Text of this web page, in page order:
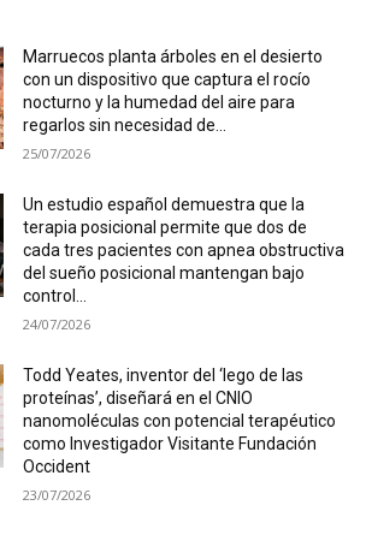
Marruecos planta árboles en el desierto
con un dispositivo que captura el rocío
nocturno y la humedad del aire para
regarlos sin necesidad de...
25/07/2026
Un estudio español demuestra que la
terapia posicional permite que dos de
cada tres pacientes con apnea obstructiva
del sueño posicional mantengan bajo
control...
24/07/2026
Todd Yeates, inventor del ‘lego de las
proteínas’, diseñará en el CNIO
nanomoléculas con potencial terapéutico
como Investigador Visitante Fundación
Occident
23/07/2026